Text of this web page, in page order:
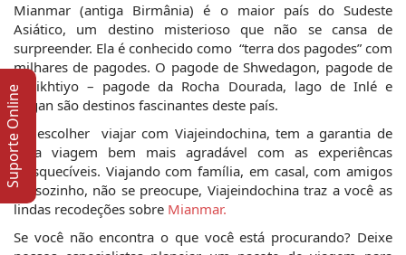
Mianmar (antiga Birmânia) é o maior país do Sudeste
Asiático, um destino misterioso que não se cansa de
surpreender. Ela é conhecido como  “terra dos pagodes” com
milhares de pagodes. O pagode de Shwedagon, pagode de
Kyaikhtiyo – pagode da Rocha Dourada, lago de Inlé e
Bagan são destinos fascinantes deste país.
Ao escolher  viajar com Viajeindochina, tem a garantia de
uma viagem bem mais agradável com as experiêncas
inesquecíveis. Viajando com família, em casal, com amigos
ou sozinho, não se preocupe, Viajeindochina traz a você as
lindas recodeções sobre Mianmar.
Se você não encontra o que você está procurando? Deixe
Suporte Online